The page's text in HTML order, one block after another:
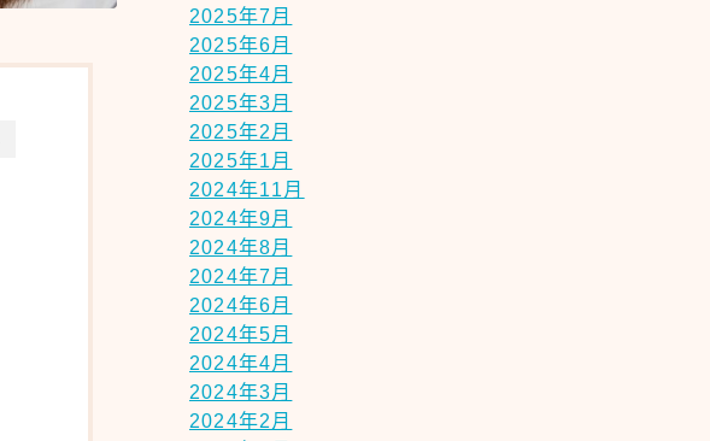
2025年7月
2025年6月
2025年4月
2025年3月
2025年2月
2025年1月
2024年11月
2024年9月
2024年8月
2024年7月
2024年6月
2024年5月
2024年4月
2024年3月
2024年2月